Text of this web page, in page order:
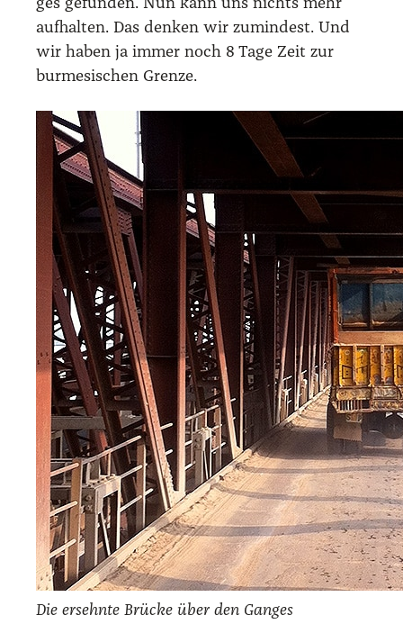
ges gefun­den. Nun kann uns nichts mehr
auf­hal­ten. Das den­ken wir zumin­dest. Und
wir haben ja immer noch 8 Tage Zeit zur
bur­me­si­schen Gren­ze.
Die ersehn­te Brü­cke über den Gan­ges